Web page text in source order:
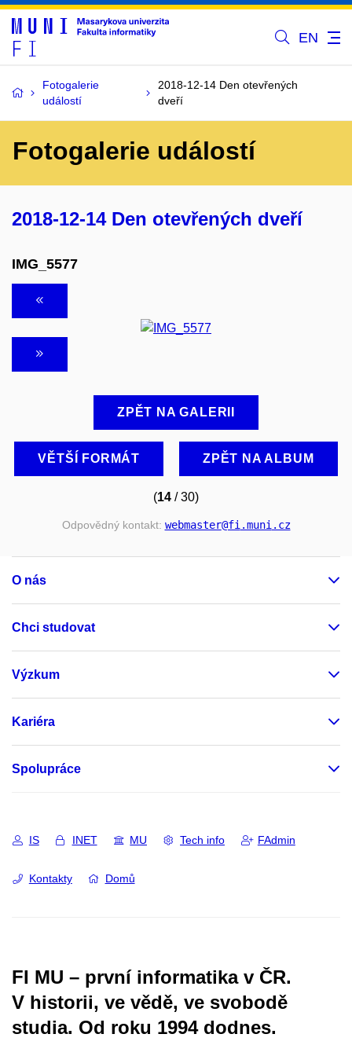
EN
Fotogalerie
událostí
2018-12-14 Den otevřených
dveří
Fotogalerie událostí
2018-12-14 Den otevřených dveří
IMG_5577
ZPĚT NA GALERII
VĚTŠÍ FORMÁT ZPĚT NA ALBUM
(14 / 30)
Odpovědný kontakt: webmaster@fi.muni.cz
O nás
Chci studovat
Výzkum
Kariéra
Spolupráce
IS INET MU Tech info FAdmin
Kontakty Domů
FI MU – první informatika v ČR.
V historii, ve vědě, ve svobodě
studia. Od roku 1994 dodnes.